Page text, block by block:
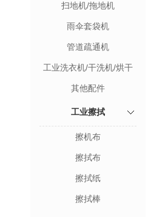
扫地机/拖地机
雨伞套袋机
管道疏通机
工业洗衣机/干洗机/烘干
机
其他配件
工业擦拭
擦机布
擦拭布
擦拭纸
擦拭棒